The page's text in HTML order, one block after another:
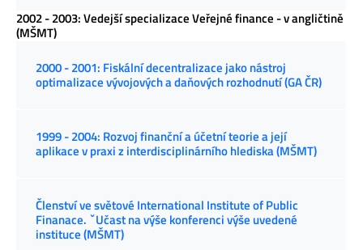
2002 - 2003: Vedejší specializace Veřejné finance - v angličtině
(MŠMT)
2000 - 2001: Fiskální decentralizace jako nástroj
optimalizace vývojových a daňových rozhodnutí (GA ČR)
1999 - 2004: Rozvoj finanční a účetní teorie a její
aplikace v praxi z interdisciplinárního hlediska (MŠMT)
Členství ve světové International Institute of Public
Finanace. ˇUčast na výše konferenci výše uvedené
instituce (MŠMT)